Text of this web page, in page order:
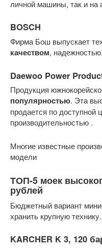
личной машины, так и на
BOSCH
Фирма Бош выпускает
качеством,
Daewoo Power
Продукция
популярностью. Эта
продается по доступной
производительностью .
Многие известные
модели
ТОП-5 моек
рублей
Бюджетный вариант
хранить крупную технику.
KARCHER K 3, 120